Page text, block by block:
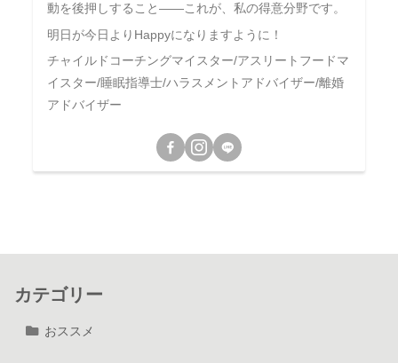
動を後押しすること――これが、私の得意分野です。
明日が今日よりHappyになりますように！
チャイルドコーチングマイスター/アスリートフードマ
イスター/睡眠指導士/ハラスメントアドバイザー/離婚
アドバイザー
カテゴリー
おススメ